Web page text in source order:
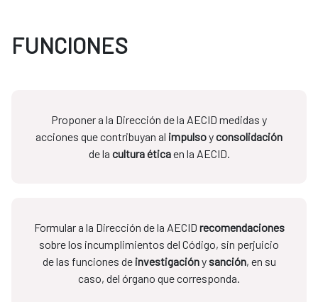
FUNCIONES
Proponer a la Dirección de la AECID medidas y
acciones que contribuyan al impulsoyconsolidación
de la cultura éticaen la AECID.
Formular a la Dirección de la AECID recomendaciones
sobre los incumplimientos del Código, sin perjuicio
de las funciones de investigaciónysanción, en su
caso, del órgano que corresponda.